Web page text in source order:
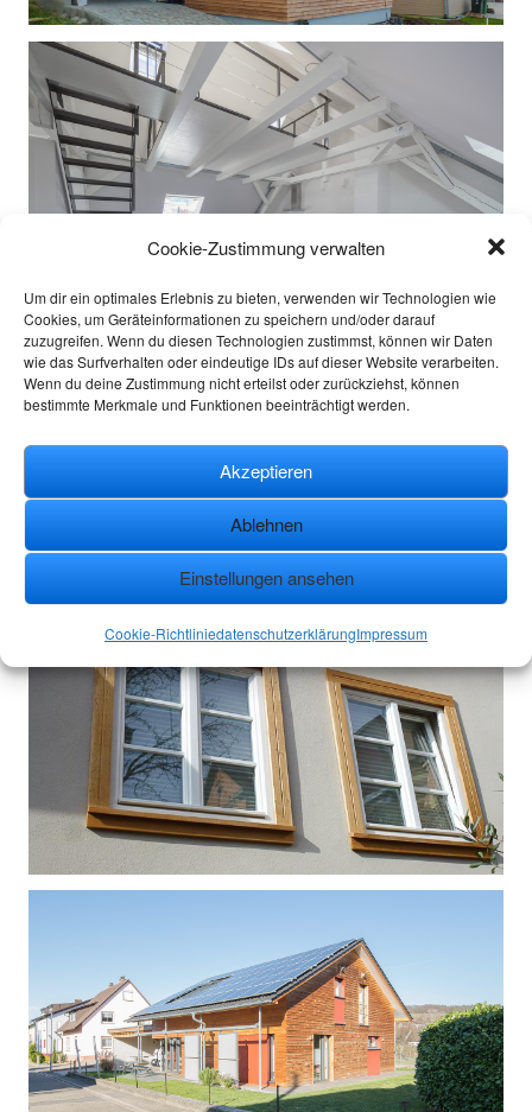
Cookie-Zustimmung verwalten
Um dir ein optimales Erlebnis zu bieten, verwenden wir Technologien wie
Cookies, um Geräteinformationen zu speichern und/oder darauf
zuzugreifen. Wenn du diesen Technologien zustimmst, können wir Daten
wie das Surfverhalten oder eindeutige IDs auf dieser Website verarbeiten.
Wenn du deine Zustimmung nicht erteilst oder zurückziehst, können
bestimmte Merkmale und Funktionen beeinträchtigt werden.
Akzeptieren
Ablehnen
Einstellungen ansehen
Cookie-RichtliniedatenschutzerklärungImpressum